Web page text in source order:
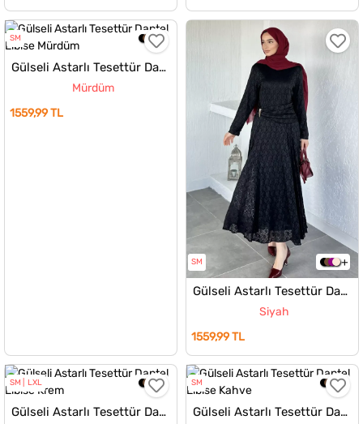
SM
Gülseli Astarlı Tesettür Dantel Elbise
Mürdüm
1559,99 TL
SM
Gülseli Astarlı Tesettür Dantel Elbise
Siyah
1559,99 TL
SM LXL
Gülseli Astarlı Tesettür Dantel Elbise
SM
Gülseli Astarlı Tesettür Dantel Elbise